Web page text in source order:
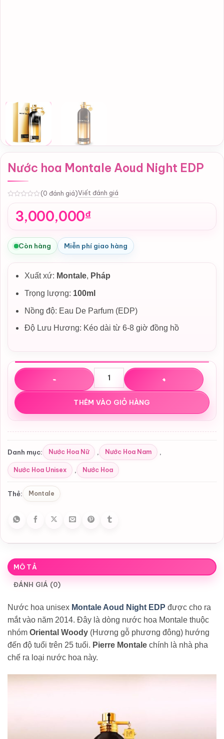
Nước hoa Montale Aoud Night EDP
(0 đánh giá)Viết đánh giá
3,000,000₫
Còn hàng Miễn phí giao hàng
Xuất xứ: Montale, Pháp
Trọng lượng: 100ml
Nồng độ: Eau De Parfum (EDP)
Độ Lưu Hương: Kéo dài từ 6-8 giờ đồng hồ
Nước hoa Montale Aoud Night EDP số lượng
THÊM VÀO GIỎ HÀNG
Danh mục: Nước Hoa Nữ , Nước Hoa Nam ,
Nước Hoa Unisex , Nước Hoa
Thẻ: Montale
MÔ TẢ
ĐÁNH GIÁ (0)
Nước hoa unisex Montale Aoud Night EDP được cho ra
mắt vào năm 2014. Đây là dòng nước hoa Montale thuộc
nhóm Oriental Woody (Hương gỗ phương đông) hướng
đến độ tuổi trên 25 tuổi. Pierre Montale chính là nhà pha
chế ra loại nước hoa này.